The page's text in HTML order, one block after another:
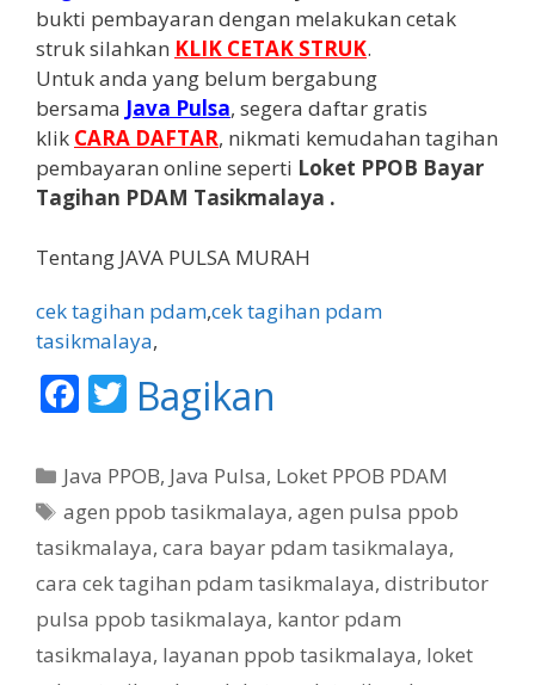
bukti pembayaran dengan melakukan cetak
struk silahkan KLIK CETAK STRUK.
Untuk anda yang belum bergabung
bersama Java Pulsa, segera daftar gratis
klik CARA DAFTAR, nikmati kemudahan tagihan
pembayaran online seperti Loket PPOB Bayar
Tagihan PDAM Tasikmalaya .
Tentang JAVA PULSA MURAH
cek tagihan pdam,cek tagihan pdam
tasikmalaya,
F
e
b
o
o
k
T
itt
er
Bagikan
K
a
e
g
o
r
Java PPOB, Java Pulsa, Loket PPOB PDAM
T
a
agen ppob tasikmalaya,agen pulsa ppob
tasikmalaya, cara bayar pdam tasikmalaya,
cara cek tagihan pdam tasikmalaya, distributor
pulsa ppob tasikmalaya, kantor pdam
tasikmalaya, layanan ppob tasikmalaya, loket